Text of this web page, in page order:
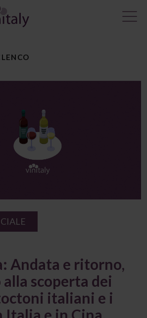
Andata e ritorno,
scoperta dei
italiani e i
e in Cina.